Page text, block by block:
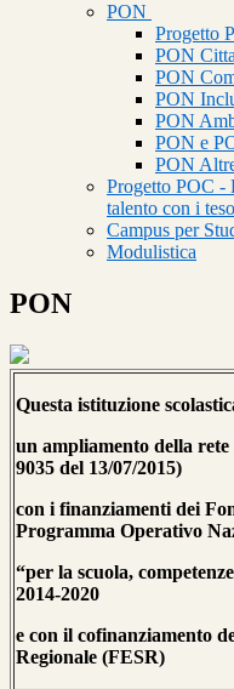
PON
Progetto
PON
PON
PON
PON
PON e
PON
Progetto POC -
talento con i
Campus per
Modulistica
PON
Questa istituzione
un ampliamento della
9035 del 13/07/2015)
con i finanziamenti dei
Programma Operativo
“per la scuola,
2014-2020
e con il cofinanziamento
Regionale (FESR)